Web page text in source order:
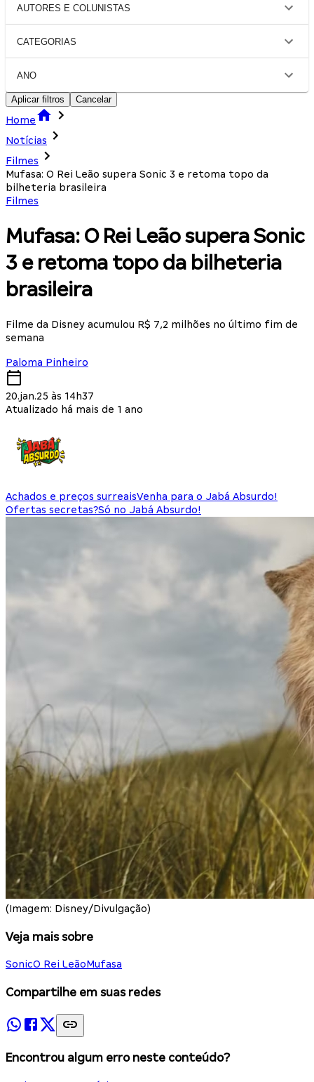
AUTORES E COLUNISTAS
CATEGORIAS
ANO
Aplicar filtros Cancelar
Home
Notícias
Filmes
Mufasa: O Rei Leão supera Sonic 3 e retoma topo da
bilheteria brasileira
Filmes
Mufasa: O Rei Leão supera Sonic
3 e retoma topo da bilheteria
brasileira
Filme da Disney acumulou R$ 7,2 milhões no último fim de
semana
Paloma Pinheiro
20.jan.25 às 14h37
Atualizado há mais de 1 ano
Achados e preços surreaisVenha para o Jabá Absurdo!
Ofertas secretas?Só no Jabá Absurdo!
(Imagem: Disney/Divulgação)
Veja mais sobre
SonicO Rei LeãoMufasa
Compartilhe em suas redes
Encontrou algum erro neste conteúdo?